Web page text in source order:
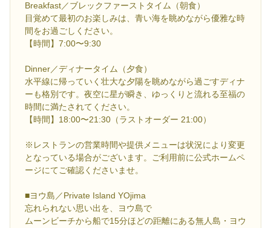
Breakfast／ブレックファーストタイム（朝食）
目覚めて最初のお楽しみは、青い海を眺めながら優雅な時
間をお過ごしください。
【時間】7:00〜9:30
Dinner／ディナータイム（夕食）
水平線に帰っていく壮大な夕陽を眺めながら過ごすディナ
ーも格別です。夜空に星が瞬き、ゆっくりと流れる至福の
時間に満たされてください。
【時間】18:00〜21:30（ラストオーダー 21:00）
※レストランの営業時間や提供メニューは状況により変更
となっている場合がございます。ご利用前に公式ホームペ
ージにてご確認くださいませ。
■ヨウ島／Private Island YOjima
忘れられない思い出を、ヨウ島で
ムーンビーチから船で15分ほどの距離にある無人島・ヨウ